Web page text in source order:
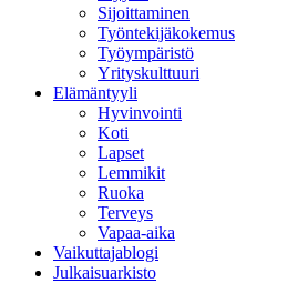
Sijoittaminen
Työntekijäkokemus
Työympäristö
Yrityskulttuuri
Elämäntyyli
Hyvinvointi
Koti
Lapset
Lemmikit
Ruoka
Terveys
Vapaa-aika
Vaikuttajablogi
Julkaisuarkisto